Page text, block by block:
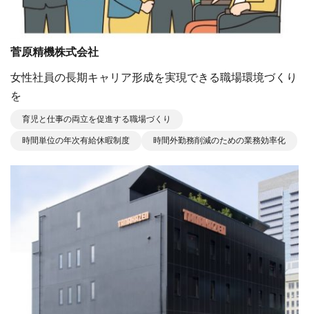
菅原精機株式会社
女性社員の長期キャリア形成を実現できる職場環境づくり
を
育児と仕事の両立を促進する職場づくり
時間単位の年次有給休暇制度 時間外勤務削減のための業務効率化